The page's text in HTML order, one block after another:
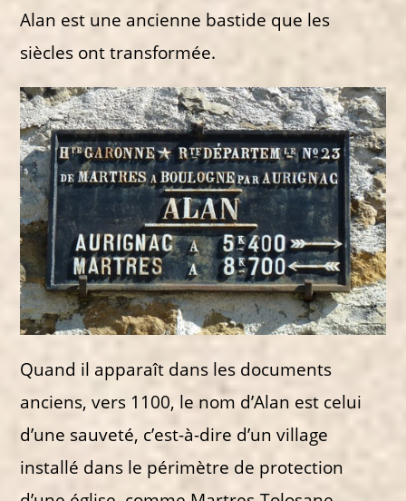
Alan est une ancienne bastide que les
siècles ont transformée.
Quand il apparaît dans les documents
anciens, vers 1100, le nom d’Alan est celui
d’une sauveté, c’est-à-dire d’un village
installé dans le périmètre de protection